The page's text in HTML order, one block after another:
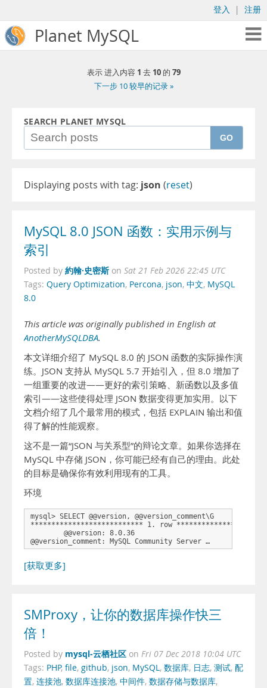
登入 | 注册
Planet MySQL
表示 进入内容 1 去 10的 79
下一步 10 较早的记录 »
SEARCH PLANET MYSQL
GO
Displaying posts with tag: json (reset)
MySQL 8.0 JSON 函数：实用示例与
索引
Posted by 約翰·史密斯 on Sat 21 Feb 2026 22:45 UTC
Tags: Query Optimization, Percona, json, 中文, MySQL
8.0
This article was originally published in English at
AnotherMySQLDBA.
本文详细介绍了 MySQL 8.0 的 JSON 函数的实际操作演
练。JSON 支持从 MySQL 5.7 开始引入，但 8.0 增加了
一组重要的改进——更好的索引策略、新函数以及多值
索引——这些使得处理 JSON 数据变得更加实用。以下
文档介绍了几个最常用的模式，包括 EXPLAIN 输出和值
得了解的性能观察。
这不是一篇“JSON 与关系型”的辩论文章。如果你选择在
MySQL 中存储 JSON，你可能已经有自己的理由。此处
的目标是确保你有效利用现有的工具。
环境
mysql> SELECT @@version, @@version_comment\G
*************************** 1. row
        @@version: 8.0.36
@@version_comment: MySQL Community Server …
[获取更多]
SMProxy，让你的数据库操作快三
倍！
Posted by mysql-云栖社区 on Fri 07 Dec 2018 10:04 UTC
Tags: PHP, file, github, json, MySQL, 数据库, 日志, 测试, 配
置, 连接池, 数据库连接池, 中间件, 数据存储与数据库,